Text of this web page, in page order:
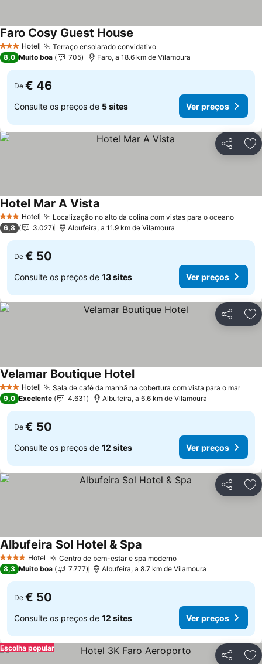
3 EstrelasHotel Terraço ensolarado convidativoVer preços
Faro Cosy Guest House
8,0 Muito boa 705 Faro, a 18.6 km de Vilamoura
De € 46
Consulte os preços de 5 sites Ver preços
Partilhar
3 EstrelasHotel Localização no alto da colina com vistas para o oceanoVer
Hotel Mar A Vista
6,8 3.027 Albufeira, a 11.9 km de Vilamoura
De € 50
Consulte os preços de 13 sites Ver preços
Partilhar
3 EstrelasHotel Sala de café da manhã na cobertura com vista para o marVer
Velamar Boutique HotelVer preços
9,0 Excelente 4.631 Albufeira, a 6.6 km de Vilamoura
De € 50
Consulte os preços de 12 sites Ver preços
Partilhar
4 EstrelasHotel Centro de bem-estar e spa modernoVer preços
Albufeira Sol Hotel & Spa
8,3 Muito boa 7.777 Albufeira, a 8.7 km de Vilamoura
De € 50
Consulte os preços de 12 sites Ver preços
Partilhar
Escolha popular